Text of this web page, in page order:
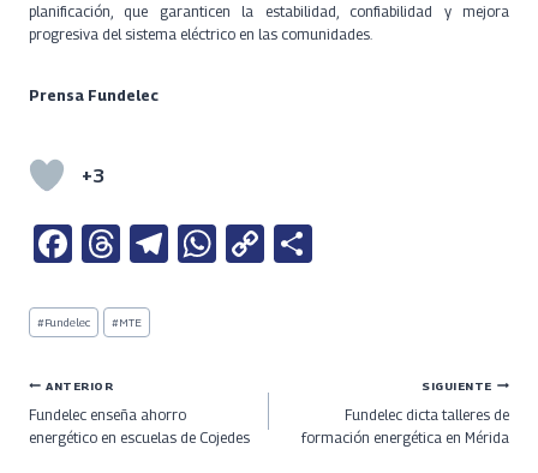
planificación, que garanticen la estabilidad, confiabilidad y mejora
progresiva del sistema eléctrico en las comunidades.
Prensa Fundelec
+3
Fa
b
o
k
T
re
ds
Te W
p
C
n
k
Etiquetas
de
entrada:
#Fundelec #MTE
Navegación
de
ANTERIOR
Fundelec enseña ahorro
energético en escuelas de Cojedes
SIGUIENTE
Fundelec dicta talleres de
formación energética en Mérida